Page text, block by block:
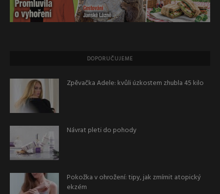
DOPORUČUJEME
Zpěvačka Adele: kvůli úzkostem zhubla 45 kilo
Návrat pleti do pohody
Pokožka v ohrožení: tipy, jak zmírnit atopický
ekzém